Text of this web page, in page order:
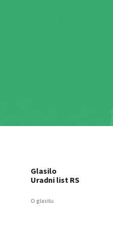
Glasilo
Uradni list RS
O glasilu